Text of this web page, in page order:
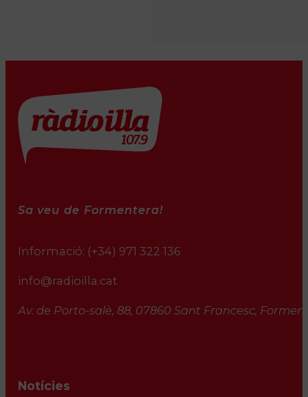
Sa veu de Formentera!
Informació: (+34) 971 322 136
info@radioilla.cat
Av. de Porto-salè, 88, 07860 Sant Francesc,
Notícies